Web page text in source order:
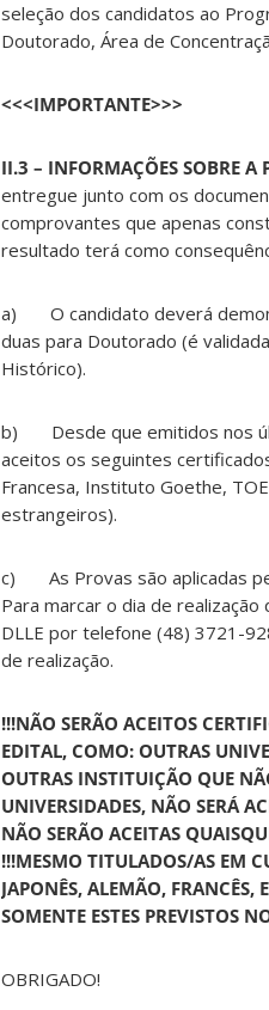
seleção dos candidatos ao
Doutorado, Área de
<<<IMPORTANTE>>>
II.3 – INFORMAÇÕES SOBRE A
entregue junto com os
comprovantes que apenas
resultado terá como
a) O candidato deverá
duas para Doutorado (é
Histórico).
b) Desde que emitidos nos
aceitos os seguintes
Francesa, Instituto Goethe,
estrangeiros).
c) As Provas são aplicadas
Para marcar o dia de
DLLE por telefone (48) 3721-
de realização.
!!!NÃO SERÃO ACEITOS
EDITAL, COMO: OUTRAS
OUTRAS INSTITUIÇÃO QUE
UNIVERSIDADES, NÃO SERÁ
NÃO SERÃO ACEITAS
!!!MESMO TITULADOS/AS EM
JAPONÊS, ALEMÃO, FRANCÊS,
SOMENTE ESTES PREVISTOS
OBRIGADO!